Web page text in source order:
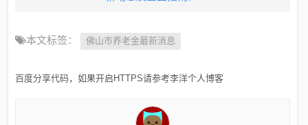
本文标签： 佛山市养老金最新消息
百度分享代码，如果开启HTTPS请参考李洋个人博客